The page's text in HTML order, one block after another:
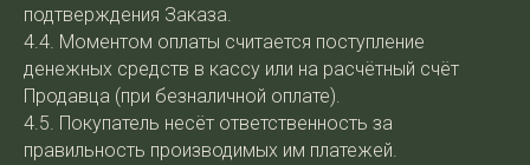
подтверждения Заказа.
4.4. Моментом оплаты считается поступление
денежных средств в кассу или на расчётный счёт
Продавца (при безналичной оплате).
4.5. Покупатель несёт ответственность за
правильность производимых им платежей.